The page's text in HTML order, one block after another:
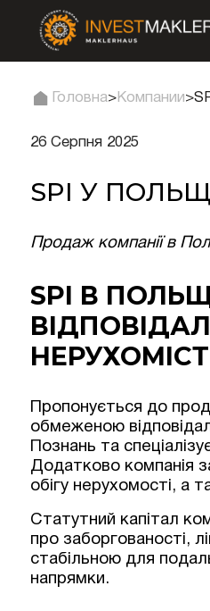
Головна>Компании>
26 Серпня 2025
SPI У
Продаж компанії в
SPI В
Пропонується до
обмеженою
Познань та
Додатково компанія
обігу нерухомості, а
Статутний капітал
про заборгованості,
стабільною для
напрямки.